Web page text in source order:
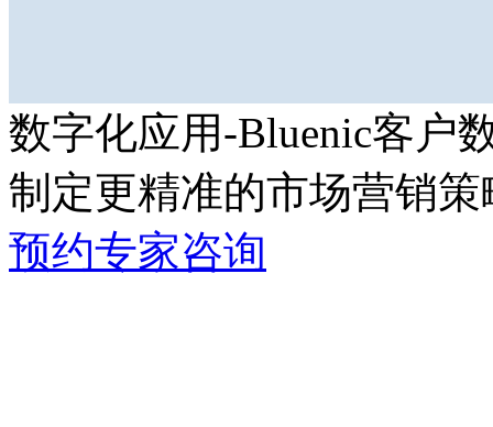
数字化应用-Bluenic客户
制定更精准的市场营销策
预约专家咨询